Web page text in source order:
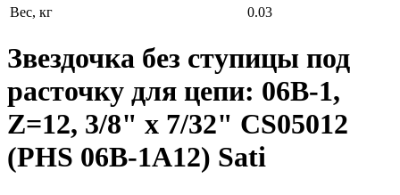
Вес, кг
0.03
Звездочка без ступицы под
расточку для цепи: 06B-1,
Z=12, 3/8" x 7/32" CS05012
(PHS 06B-1A12) Sati